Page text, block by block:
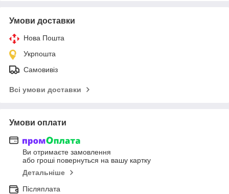
Умови доставки
Нова Пошта
Укрпошта
Самовивіз
Всі умови доставки
Умови оплати
Ви отримаєте замовлення
або гроші повернуться на вашу картку
Детальніше
Післяплата